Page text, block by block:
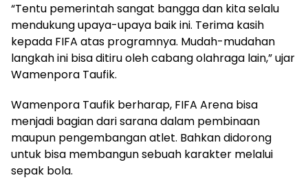
“Tentu pemerintah sangat bangga dan kita selalu
mendukung upaya-upaya baik ini. Terima kasih
kepada FIFA atas programnya. Mudah-mudahan
langkah ini bisa ditiru oleh cabang olahraga lain,” ujar
Wamenpora Taufik.
Wamenpora Taufik berharap, FIFA Arena bisa
menjadi bagian dari sarana dalam pembinaan
maupun pengembangan atlet. Bahkan didorong
untuk bisa membangun sebuah karakter melalui
sepak bola.